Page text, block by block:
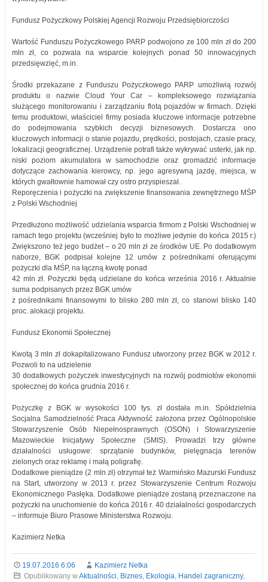
Fundusz Pożyczkowy Polskiej Agencji Rozwoju Przedsiębiorczości
Wartość Funduszu Pożyczkowego PARP podwojono ze 100 mln zł do 200
mln zł, co pozwala na wsparcie kolejnych ponad 50 innowacyjnych
przedsięwzięć, m.in.
Środki przekazane z Funduszu Pożyczkowego PARP umożliwią rozwój
produktu o nazwie Cloud Your Car – kompleksowego rozwiązania
służącego monitorowaniu i zarządzaniu flotą pojazdów w firmach. Dzięki
temu produktowi, właściciel firmy posiada kluczowe informacje potrzebne
do podejmowania szybkich decyzji biznesowych. Dostarcza ono
kluczowych informacji o stanie pojazdu, prędkości, postojach, czasie pracy,
lokalizacji geograficznej. Urządzenie potrafi także wykrywać usterki, jak np.
niski poziom akumulatora w samochodzie oraz gromadzić informacje
dotyczące zachowania kierowcy, np. jego agresywną jazdę, miejsca, w
których gwałtownie hamował czy ostro przyspieszał.
Reporęczenia i pożyczki na zwiększenie finansowania zewnętrznego MŚP
z Polski Wschodniej
Przedłużono możliwość udzielania wsparcia firmom z Polski Wschodniej w
ramach tego projektu (wcześniej było to możliwe jedynie do końca 2015 r.)
Zwiększono też jego budżet – o 20 mln zł ze środków UE. Po dodatkowym
naborze, BGK podpisał kolejne 12 umów z pośrednikami oferującymi
pożyczki dla MŚP, na łączną kwotę ponad
42 mln zł. Pożyczki będą udzielane do końca września 2016 r. Aktualnie
suma podpisanych przez BGK umów
z pośrednikami finansowymi to blisko 280 mln zł, co stanowi blisko 140
proc. alokacji projektu.
Fundusz Ekonomii Społecznej
Kwotą 3 mln zł dokapitalizowano Fundusz utworzony przez BGK w 2012 r.
Pozwoli to na udzielenie
30 dodatkowych pożyczek inwestycyjnych na rozwój podmiotów ekonomii
społecznej do końca grudnia 2016 r.
Pożyczkę z BGK w wysokości 100 tys. zł dostała m.in. Spółdzielnia
Socjalna Samodzielność Praca Aktywność założona przez Ogólnopolskie
Stowarzyszenie Osób Niepełnosprawnych (OSON) i Stowarzyszenie
Mazowieckie Inicjatywy Społeczne (SMIS). Prowadzi trzy główne
działalności usługowe: sprzątanie budynków, pielęgnacja terenów
zielonych oraz reklamę i małą poligrafię.
Dodatkowe pieniądze (2 mln zł) otrzymał też Warmińsko Mazurski Fundusz
na Start, utworzony w 2013 r. przez Stowarzyszenie Centrum Rozwoju
Ekonomicznego Pasłęka. Dodatkowe pieniądze zostaną przeznaczone na
pożyczki na uruchomienie do końca 2016 r. 40 działalności gospodarczych
– informuje Biuro Prasowe Ministerstwa Rozwoju.
Kazimierz Netka
19.07.2016 6:06
Kazimierz Netka
Opublikowany wAktualności, Biznes, Ekologia, Handel zagraniczny,